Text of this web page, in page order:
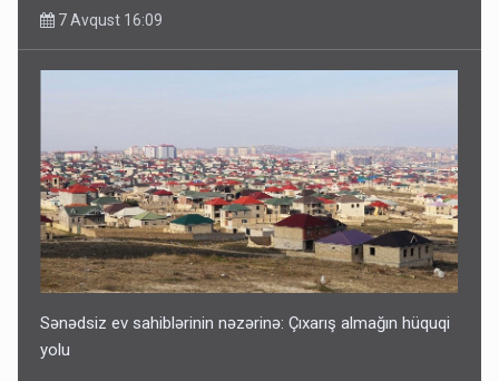
7 Avqust 16:09
Sənədsiz ev sahiblərinin nəzərinə: Çıxarış almağın hüquqi
yolu